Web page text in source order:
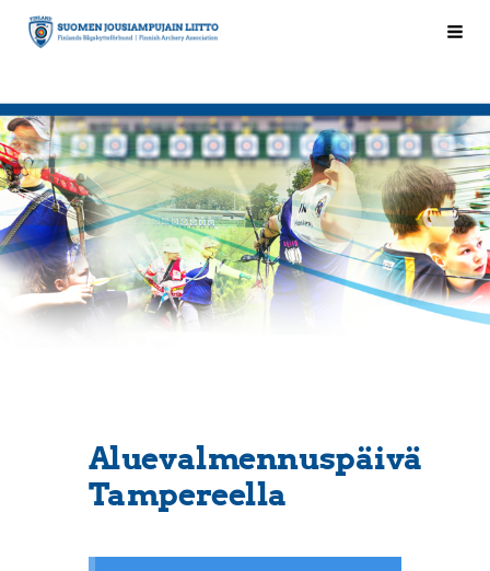
Siirry
sivun
Suomen Jousiampujain Liitto ry
Aluevalmennuspäivä
Tampereella